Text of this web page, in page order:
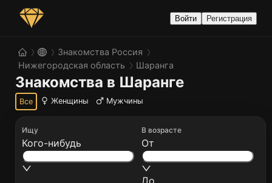
Войти Регистрация
Знакомства Россия
Нижегородская область
Шаранга
Знакомства в Шаранге
Все Женщины Мужчины
Ищу
Кого-нибудь
В возрасте
От
До